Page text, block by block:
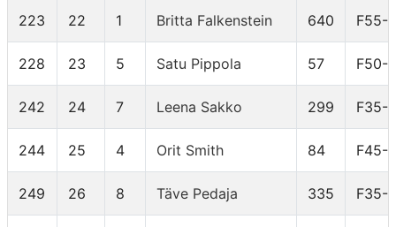
223 22 1 Britta Falkenstein 640 F55-
228 23 5 Satu Pippola 57 F50-
242 24 7 Leena Sakko 299 F35-
244 25 4 Orit Smith 84 F45-
249 26 8 Täve Pedaja 335 F35-